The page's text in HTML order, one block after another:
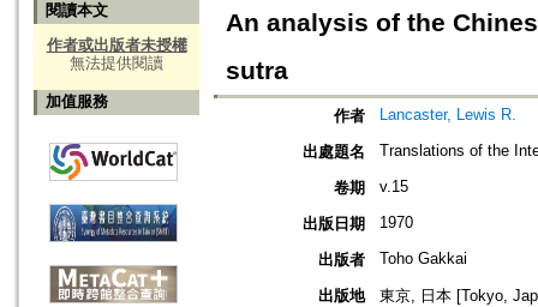
閱讀本文
作者或出版者未授權
無法提供閱讀
加值服務
An analysis of the
sutra
作者 Lancaster, Lewis R.
出處題名 Translations of the
卷期 v.15
出版日期 1970
出版者 Toho Gakkai
出版地
東京, 日本 [Tokyo,